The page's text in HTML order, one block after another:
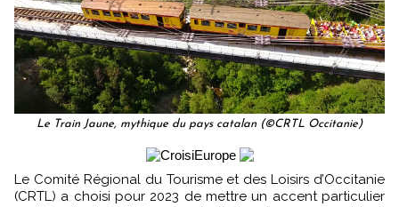
Le Train Jaune, mythique du pays catalan (©CRTL Occitanie)
Le Comité Régional du Tourisme et des Loisirs d’Occitanie
(CRTL) a choisi pour 2023 de mettre un accent particulier